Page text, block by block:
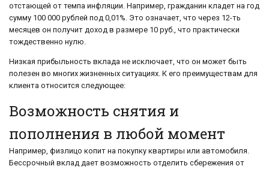
отстающей от темпа инфляции. Например, гражданин кладет на год
сумму 100 000 рублей под 0,01%. Это означает, что через 12-ть
месяцев он получит доход в размере 10 руб., что практически
тождественно нулю.
Низкая прибыльность вклада не исключает, что он может быть
полезен во многих жизненных ситуациях. К его преимуществам для
клиента относится следующее:
Возможность снятия и
пополнения в любой момент
Например, физлицо копит на покупку квартиры или автомобиля.
Бессрочный вклад дает возможность отделить сбережения от